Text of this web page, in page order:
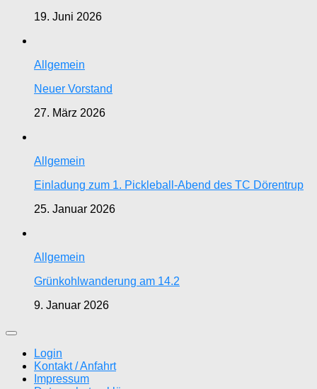
19. Juni 2026
Allgemein
Neuer Vorstand
27. März 2026
Allgemein
Einladung zum 1. Pickleball-Abend des TC Dörentrup
25. Januar 2026
Allgemein
Grünkohlwanderung am 14.2
9. Januar 2026
Login
Kontakt / Anfahrt
Impressum